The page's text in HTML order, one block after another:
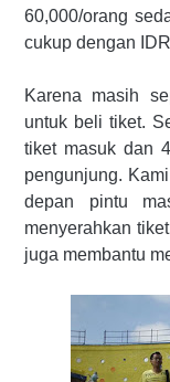
60,000/orang
cukup dengan
Karena masih
untuk beli tiket.
tiket masuk dan
pengunjung.
depan pintu
menyerahkan
juga membantu